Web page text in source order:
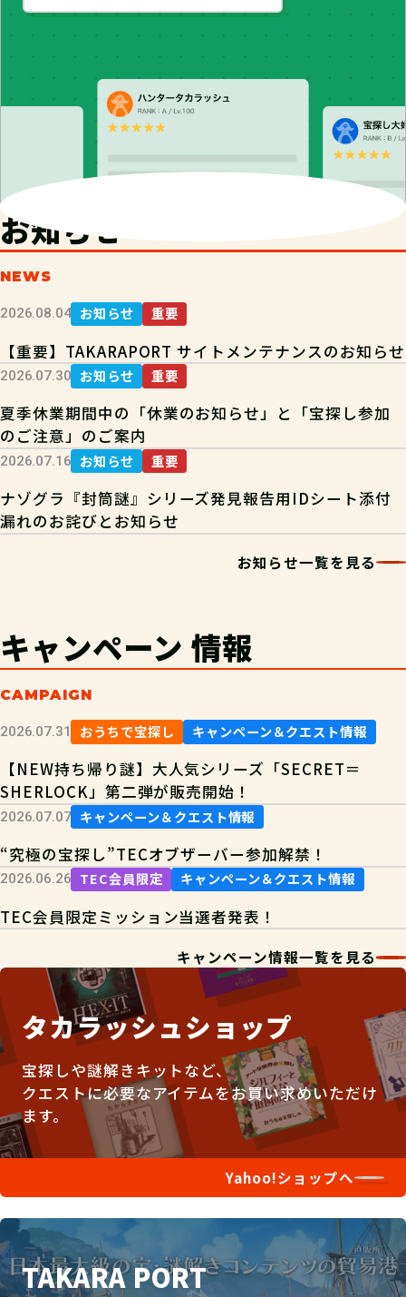
お知らせ
NEWS
2026.08.04 お知らせ 重要
【重要】TAKARAPORT サイトメンテナンスのお知らせ
2026.07.30 お知らせ 重要
夏季休業期間中の「休業のお知らせ」と「宝探し参加
のご注意」のご案内
2026.07.16 お知らせ 重要
ナゾグラ『封筒謎』シリーズ発見報告用IDシート添付
漏れのお詫びとお知らせ
お知らせ一覧を見る
キャンペーン 情報
CAMPAIGN
2026.07.31 おうちで宝探し キャンペーン＆クエスト情報
【NEW持ち帰り謎】大人気シリーズ「SECRET＝
SHERLOCK」第二弾が販売開始！
2026.07.07 キャンペーン＆クエスト情報
“究極の宝探し”TECオブザーバー参加解禁！
2026.06.26 TEC会員限定 キャンペーン＆クエスト情報
TEC会員限定ミッション当選者発表！
キャンペーン情報一覧を見る
タカラッシュショップ
宝探しや謎解きキットなど、
クエストに必要なアイテムをお買い求めいただけ
ます。
Yahoo!ショップへ
TAKARA PORT